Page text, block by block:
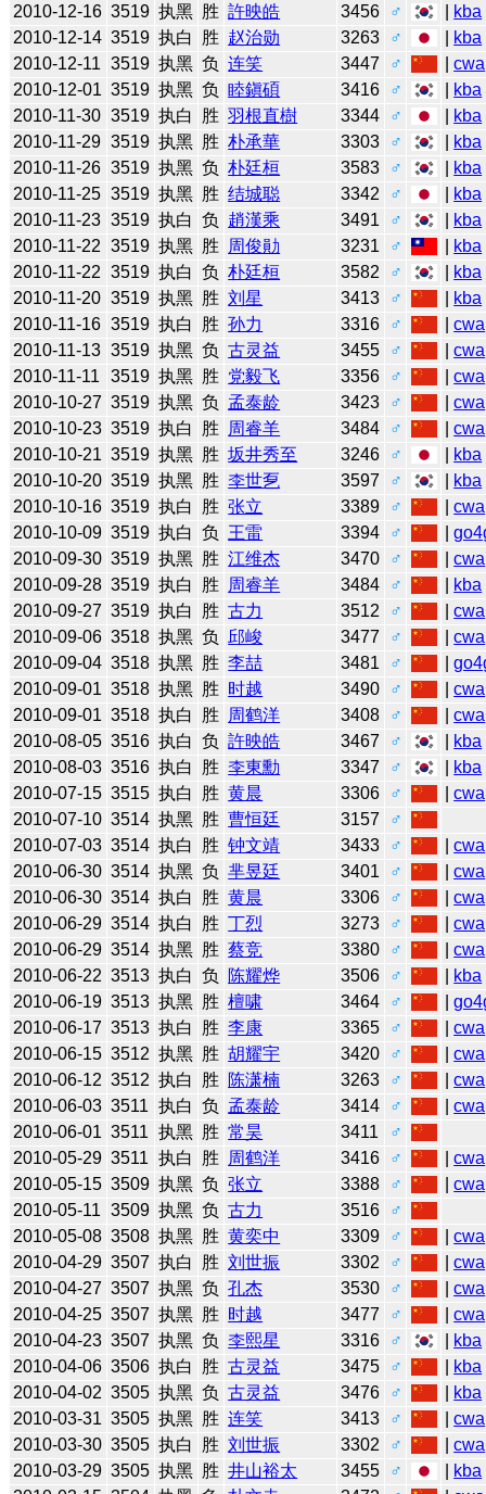
2010-12-16 3519 执黑 胜 許映皓 3456 ♂ kba
2010-12-14 3519 执白 胜 赵治勋 3263 ♂ kba
2010-12-11 3519 执黑 负 连笑 3447 ♂ |cwa
2010-12-01 3519 执黑 负 睦鎭碩 3416 ♂ kba
2010-11-30 3519 执白 胜 羽根直樹 3344 ♂ kba
2010-11-29 3519 执黑 胜 朴承華 3303 ♂ kba
2010-11-26 3519 执黑 负 朴廷桓 3583 ♂ kba
2010-11-25 3519 执黑 胜 结城聪 3342 ♂ kba
2010-11-23 3519 执白 负 趙漢乘 3491 ♂ kba
2010-11-22 3519 执黑 胜 周俊勛 3231 ♂ kba
2010-11-22 3519 执白 负 朴廷桓 3582 ♂ kba
2010-11-20 3519 执黑 胜 刘星 3413 ♂ kba
2010-11-16 3519 执白 胜 孙力 3316 ♂ |cwa
2010-11-13 3519 执黑 负 古灵益 3455 ♂ |cwa
2010-11-11
3519 执黑 胜 党毅飞 3356 ♂ |cwa
2010-10-27 3519 执黑 负 孟泰龄 3423 ♂ |cwa
2010-10-23 3519 执白 胜 周睿羊 3484 ♂ |cwa
2010-10-21 3519 执黑 胜 坂井秀至 3246 ♂ kba
2010-10-20 3519 执黑 胜 李世乭 3597 ♂ kba
2010-10-16 3519 执白 胜 张立 3389 ♂ |cwa
2010-10-09 3519 执白 负 王雷 3394 ♂ |
2010-09-30 3519 执黑 胜 江维杰 3470 ♂ |cwa
2010-09-28 3519 执白 胜 周睿羊 3484 ♂ kba
2010-09-27 3519 执白 胜 古力 3512 ♂ |cwa
2010-09-06 3518 执黑 负 邱峻 3477 ♂ |cwa
2010-09-04 3518 执黑 胜 李喆 3481 ♂ |
2010-09-01 3518 执黑 胜 时越 3490 ♂ |cwa
2010-09-01 3518 执白 胜 周鹤洋 3408 ♂ |cwa
2010-08-05 3516 执白 负 許映皓 3467 ♂ kba
2010-08-03 3516 执白 胜 李東勳 3347 ♂ kba
2010-07-15 3515 执白 胜 黄晨 3306 ♂ |cwa
2010-07-10 3514 执黑 胜 曹恒廷 3157
♂
2010-07-03 3514 执白 胜 钟文靖 3433 ♂ |cwa
2010-06-30 3514 执黑 负 芈昱廷 3401 ♂ |cwa
2010-06-30 3514 执白 胜 黄晨 3306 ♂ |cwa
2010-06-29 3514 执白 胜 丁烈 3273 ♂ |cwa
2010-06-29 3514 执黑 胜 蔡竞 3380 ♂ |cwa
2010-06-22 3513 执白 负 陈耀烨 3506 ♂ kba
2010-06-19 3513 执黑 胜 檀啸 3464 ♂ |
2010-06-17 3513 执白 胜 李康 3365 ♂ |cwa
2010-06-15 3512 执黑 胜 胡耀宇 3420 ♂ |cwa
2010-06-12 3512 执白 胜 陈潇楠 3263 ♂ |cwa
2010-06-03 3511 执白 负 孟泰龄 3414 ♂ |cwa
2010-06-01 3511 执黑 胜 常昊 3411
♂
2010-05-29 3511 执白 胜 周鹤洋 3416 ♂ |cwa
2010-05-15 3509 执黑 负 张立 3388 ♂ |cwa
2010-05-11 3509 执黑 负 古力 3516
♂
2010-05-08 3508 执黑 胜 黄奕中 3309 ♂ |cwa
2010-04-29 3507 执白 胜 刘世振 3302 ♂ |cwa
2010-04-27 3507 执黑 负 孔杰 3530 ♂ |cwa
2010-04-25 3507 执黑 胜 时越 3477 ♂ |cwa
2010-04-23 3507 执黑 负 李熙星 3316 ♂ kba
2010-04-06 3506 执白 胜 古灵益 3475 ♂ kba
2010-04-02 3505 执黑 负 古灵益 3476 ♂ kba
2010-03-31 3505 执黑 胜 连笑 3413 ♂ |cwa
2010-03-30 3505 执白 胜 刘世振 3302 ♂ |cwa
2010-03-29 3505 执黑 胜 井山裕太 3455 ♂ kba